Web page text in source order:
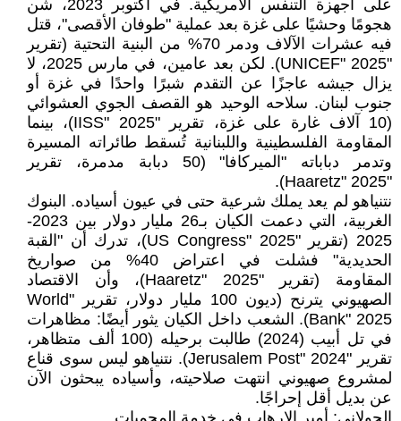
على أجهزة التنفس الأمريكية. في أكتوبر 2023، شن
هجومًا وحشيًا على غزة بعد عملية "طوفان الأقصى"، قتل
فيه عشرات الآلاف ودمر 70% من البنية التحتية (تقرير
"UNICEF" 2025). لكن بعد عامين، في مارس 2025، لا
يزال جيشه عاجزًا عن التقدم شبرًا واحدًا في غزة أو
جنوب لبنان. سلاحه الوحيد هو القصف الجوي العشوائي
(10 آلاف غارة على غزة، تقرير "IISS" 2025)، بينما
المقاومة الفلسطينية واللبنانية تُسقط طائراته المسيرة
وتدمر دباباته "الميركافا" (50 دبابة مدمرة، تقرير
"Haaretz" 2025).
نتنياهو لم يعد يملك شرعية حتى في عيون أسياده. البنوك
الغربية، التي دعمت الكيان بـ26 مليار دولار بين 2023-
2025 (تقرير "US Congress" 2025)، تدرك أن "القبة
الحديدية" فشلت في اعتراض 40% من صواريخ
المقاومة (تقرير "Haaretz" 2025)، وأن الاقتصاد
الصهيوني يترنح (ديون 100 مليار دولار، تقرير "World
Bank" 2025). الشعب داخل الكيان يثور أيضًا: مظاهرات
في تل أبيب (2024) طالبت برحيله (100 ألف متظاهر،
تقرير "Jerusalem Post" 2024). نتنياهو ليس سوى قناع
لمشروع صهيوني انتهت صلاحيته، وأسياده يبحثون الآن
عن بديل أقل إحراجًا.